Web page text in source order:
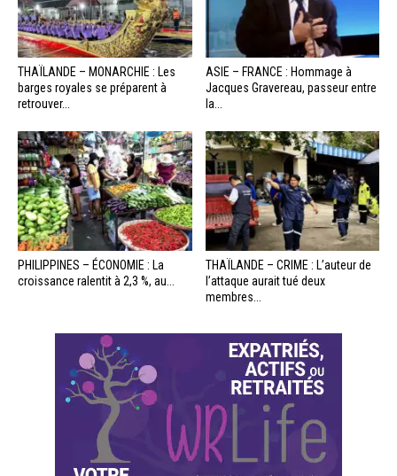
THAÏLANDE – MONARCHIE : Les
barges royales se préparent à
retrouver...
ASIE – FRANCE : Hommage à
Jacques Gravereau, passeur entre
la...
PHILIPPINES – ÉCONOMIE : La
croissance ralentit à 2,3 %, au...
THAÏLANDE – CRIME : L’auteur de
l’attaque aurait tué deux
membres...